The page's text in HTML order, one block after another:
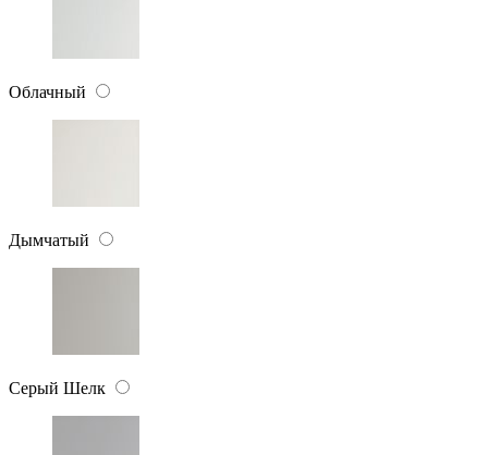
Облачный
Дымчатый
Серый Шелк